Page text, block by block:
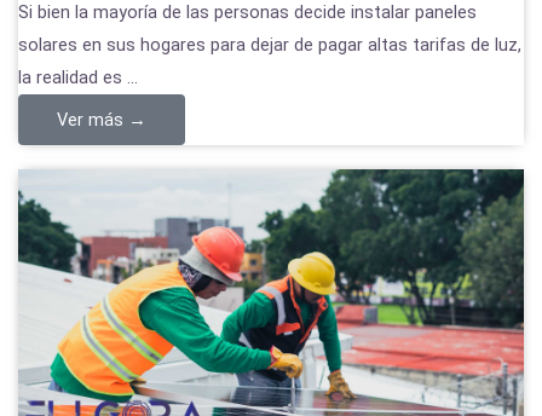
Si bien la mayoría de las personas decide instalar paneles
solares en sus hogares para dejar de pagar altas tarifas de luz,
la realidad es ...
Ver más →